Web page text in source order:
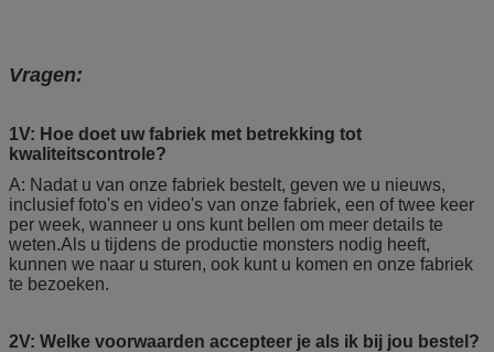
Vragen:
1V: Hoe doet uw fabriek met betrekking tot
kwaliteitscontrole?
A: Nadat u van onze fabriek bestelt, geven we u nieuws,
inclusief foto's en video's van onze fabriek, een of twee keer
per week, wanneer u ons kunt bellen om meer details te
weten.Als u tijdens de productie monsters nodig heeft,
kunnen we naar u sturen, ook kunt u komen en onze fabriek
te bezoeken.
2V: Welke voorwaarden accepteer je als ik bij jou bestel?